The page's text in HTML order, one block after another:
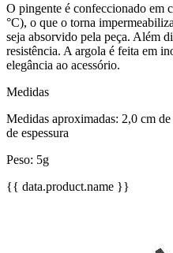
O pingente é confeccionado em
°C), o que o torna
seja absorvido pela peça. Além
resistência. A argola é feita em
elegância ao acessório.
Medidas
Medidas aproximadas: 2,0 cm
de espessura
Peso: 5g
{{ data.product.name }}